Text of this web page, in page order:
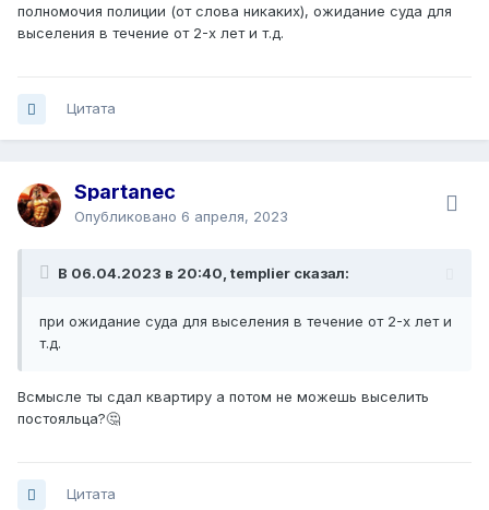
полномочия полиции (от слова никаких), ожидание суда для
выселения в течение от 2-х лет и т.д.
Цитата
Spartanec
Опубликовано 6 апреля, 2023
В 06.04.2023 в 20:40, templier сказал:
при ожидание суда для выселения в течение от 2-х лет и
т.д.
Всмысле ты сдал квартиру а потом не можешь выселить
постояльца?🤔
Цитата